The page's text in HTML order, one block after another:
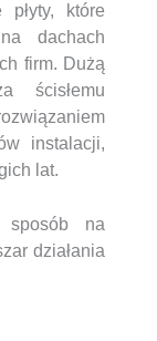
które
dachach
firm. Dużą
ścisłemu
instalacji,
lat.
sposób na
działania